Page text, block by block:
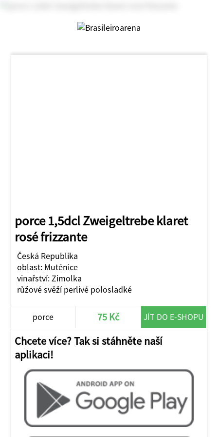
porce 1,5dcl Zweigeltrebe klaret
rosé frizzante
Česká Republika
oblast: Mutěnice
vinařství: Zimolka
růžové svěží perlivé polosladké
porce 75 Kč JÍT DO E-SHOPU
Chcete více? Tak si stáhněte naší
aplikaci!